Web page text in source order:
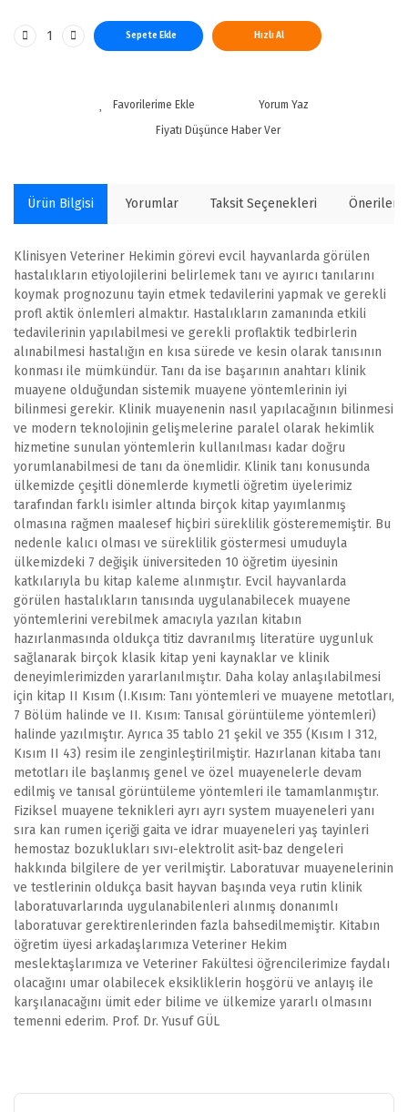
Sepete Ekle Hızlı Al
Yorum Yaz
Fiyatı Düşünce Haber Ver
Ürün Bilgisi Yorumlar Taksit Seçenekleri
Klinisyen Veteriner Hekimin görevi evcil hayvanlarda görülen
hastalıkların etiyolojilerini belirlemek tanı ve ayırıcı tanılarını
koymak prognozunu tayin etmek tedavilerini yapmak ve gerekli
profl aktik önlemleri almaktır. Hastalıkların zamanında etkili
tedavilerinin yapılabilmesi ve gerekli proflaktik tedbirlerin
alınabilmesi hastalığın en kısa sürede ve kesin olarak tanısının
konması ile mümkündür. Tanı da ise başarının anahtarı klinik
muayene olduğundan sistemik muayene yöntemlerinin iyi
bilinmesi gerekir. Klinik muayenenin nasıl yapılacağının bilinmesi
ve modern teknolojinin gelişmelerine paralel olarak hekimlik
hizmetine sunulan yöntemlerin kullanılması kadar doğru
yorumlanabilmesi de tanı da önemlidir. Klinik tanı konusunda
ülkemizde çeşitli dönemlerde kıymetli öğretim üyelerimiz
tarafından farklı isimler altında birçok kitap yayımlanmış
olmasına rağmen maalesef hiçbiri süreklilik gösterememiştir. Bu
nedenle kalıcı olması ve süreklilik göstermesi umuduyla
ülkemizdeki 7 değişik üniversiteden 10 öğretim üyesinin
katkılarıyla bu kitap kaleme alınmıştır. Evcil hayvanlarda
görülen hastalıkların tanısında uygulanabilecek muayene
yöntemlerini verebilmek amacıyla yazılan kitabın
hazırlanmasında oldukça titiz davranılmış literatüre uygunluk
sağlanarak birçok klasik kitap yeni kaynaklar ve klinik
deneyimlerimizden yararlanılmıştır. Daha kolay anlaşılabilmesi
için kitap II Kısım (I.Kısım: Tanı yöntemleri ve muayene metotları,
7 Bölüm halinde ve II. Kısım: Tanısal görüntüleme yöntemleri)
halinde yazılmıştır. Ayrıca 35 tablo 21 şekil ve 355 (Kısım I 312,
Kısım II 43) resim ile zenginleştirilmiştir. Hazırlanan kitaba tanı
metotları ile başlanmış genel ve özel muayenelerle devam
edilmiş ve tanısal görüntüleme yöntemleri ile tamamlanmıştır.
Fiziksel muayene teknikleri ayrı ayrı system muayeneleri yanı
sıra kan rumen içeriği gaita ve idrar muayeneleri yaş tayinleri
hemostaz bozuklukları sıvı-elektrolit asit-baz dengeleri
hakkında bilgilere de yer verilmiştir. Laboratuvar muayenelerinin
ve testlerinin oldukça basit hayvan başında veya rutin klinik
laboratuvarlarında uygulanabilenleri alınmış donanımlı
laboratuvar gerektirenlerinden fazla bahsedilmemiştir. Kitabın
öğretim üyesi arkadaşlarımıza Veteriner Hekim
meslektaşlarımıza ve Veteriner Fakültesi öğrencilerimize faydalı
olacağını umar olabilecek eksikliklerin hoşgörü ve anlayış ile
karşılanacağını ümit eder bilime ve ülkemize yararlı olmasını
temenni ederim. Prof. Dr. Yusuf GÜL
Bu ürüne ilk yorumu siz yapın!